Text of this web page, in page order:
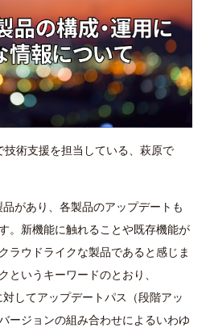
技術支援を担当している、萩原で
があり、各製品のアップデートも
。新機能に触れることや既存機能が
ラウドライクな製品であると感じま
というキーワードのとおり、
してアップデートパス（段階アッ
ージョンの組み合わせによるいわゆ